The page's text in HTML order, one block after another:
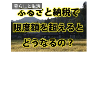
暮らしと生活